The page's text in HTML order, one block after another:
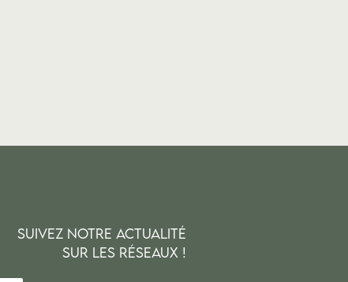
SUIVEZ NOTRE ACTUALITÉ
SUR LES RÉSEAUX !